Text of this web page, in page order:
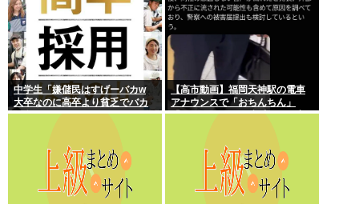
中学生「嫌儲民はすげーバカw
大卒なのに高卒より貧乏でバカ
が多いw」エックスで一万いいね
【高市動画】福岡天神駅の電車
アナウンスで「おちんちん」
「ちんぽ」などと連呼する不審